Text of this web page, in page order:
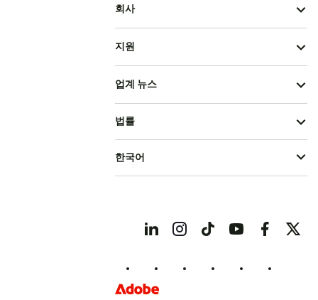
회사
지원
업계 뉴스
법률
한국어